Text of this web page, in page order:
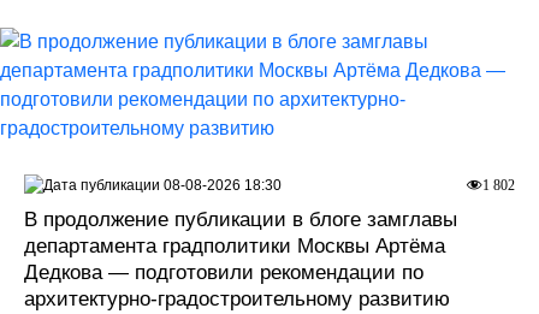
В продолжение публикации в блоге замглавы
департамента градполитики Москвы Артёма
Дедкова — подготовили рекомендации по
архитектурно-градостроительному развитию
1 802
08-08-2026 18:30